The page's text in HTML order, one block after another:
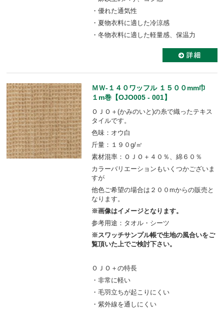
・優れた通気性
・夏物衣料に適した冷涼感
・冬物衣料に適した軽量感、保温力
ＭＷ-１４０ワッフル １５００mm巾
１m巻【OJO005 - 001】
ＯＪＯ＋(かみのいと)の糸で織ったテキス
タイルです。
色味：オウ白
斤量：１９０g/㎡
素材混率：ＯＪＯ＋４０％、綿６０％
カラーバリエーションもいくつかございま
すが
他色ご希望の場合は２００mからの販売と
なります。
※画像はイメージとなります。
参考用途：タオル・シーツ
※スワッチサンプル帳で生地の風合いをご
覧頂いた上でご検討下さい。
ＯＪＯ＋の特長
・非常に軽い
・毛羽立ちが起こりにくい
・紫外線を通しにくい